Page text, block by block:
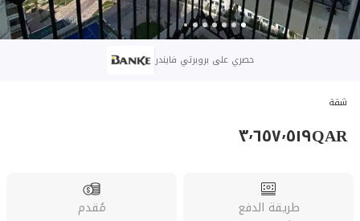
حصري على بروبرتي فايندر
شقة
QAR٣٬٦٥٧٬٥١٩
طريقة الدفع
مُقدم